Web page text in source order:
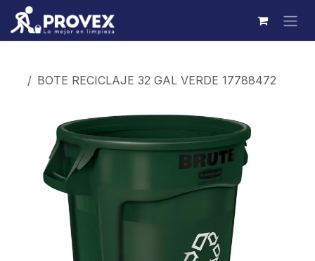
Ir al contenido
BOTE RECICLAJE 32 GAL VERDE 17788472